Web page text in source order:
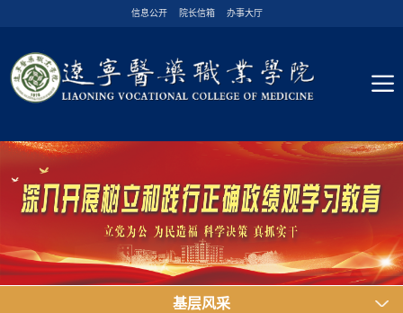
信息公开 院长信箱 办事大厅
基层风采